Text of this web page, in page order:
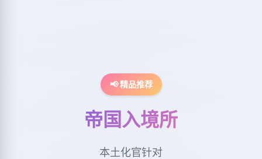
📢 精品推荐
帝国入境所
本土化官针对